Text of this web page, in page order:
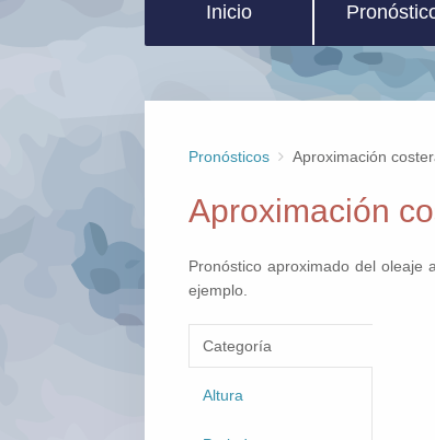
Inicio
Pronósticos Aproximación
Aproximación
Pronóstico aproximado del oleaje
ejemplo.
Categoría
Altura